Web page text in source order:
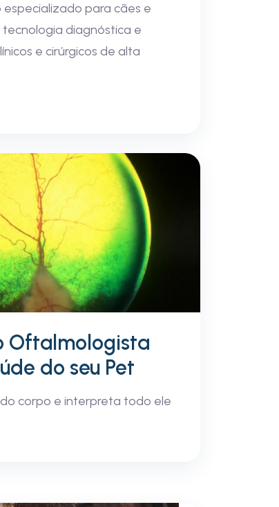
para cães e
diagnóstica e
e cirúrgicos de alta
Oftalmologista
do seu Pet
corpo e interpreta todo ele